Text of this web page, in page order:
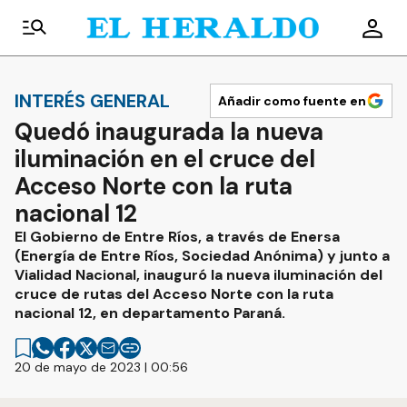
INTERÉS GENERAL Añadir como fuente en
Quedó inaugurada la nueva
iluminación en el cruce del
Acceso Norte con la ruta
nacional 12
El Gobierno de Entre Ríos, a través de Enersa
(Energía de Entre Ríos, Sociedad Anónima) y junto a
Vialidad Nacional, inauguró la nueva iluminación del
cruce de rutas del Acceso Norte con la ruta
nacional 12, en departamento Paraná.
20 de mayo de 2023 | 00:56